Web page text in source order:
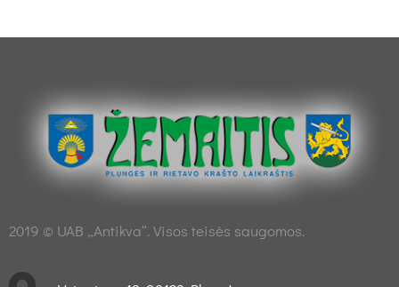
2019 © UAB „Antikva“. Visos teisės saugomos.